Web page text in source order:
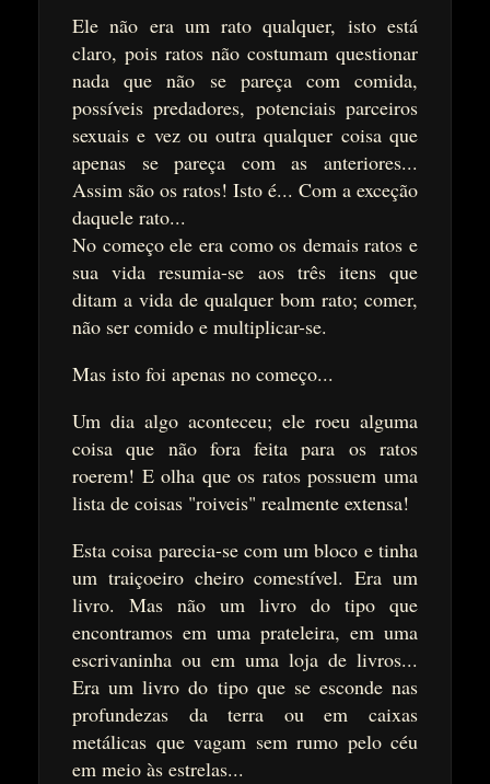
Ele não era um rato qualquer, isto está
claro, pois ratos não costumam questionar
nada que não se pareça com comida,
possíveis predadores, potenciais parceiros
sexuais e vez ou outra qualquer coisa que
apenas se pareça com as anteriores...
Assim são os ratos! Isto é... Com a exceção
daquele rato...
No começo ele era como os demais ratos e
sua vida resumia-se aos três itens que
ditam a vida de qualquer bom rato; comer,
não ser comido e multiplicar-se.
Mas isto foi apenas no começo...
Um dia algo aconteceu; ele roeu alguma
coisa que não fora feita para os ratos
roerem! E olha que os ratos possuem uma
lista de coisas "roiveis" realmente extensa!
Esta coisa parecia-se com um bloco e tinha
um traiçoeiro cheiro comestível. Era um
livro. Mas não um livro do tipo que
encontramos em uma prateleira, em uma
escrivaninha ou em uma loja de livros...
Era um livro do tipo que se esconde nas
profundezas da terra ou em caixas
metálicas que vagam sem rumo pelo céu
em meio às estrelas...